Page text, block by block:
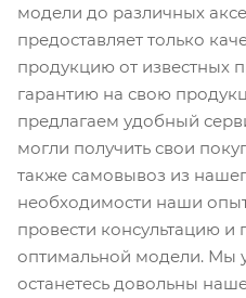
модели до различных
предоставляет только
продукцию от известных
гарантию на свою
предлагаем удобный
могли получить свои
также самовывоз из
необходимости наши
провести консультацию и
оптимальной модели. Мы
останетесь довольны